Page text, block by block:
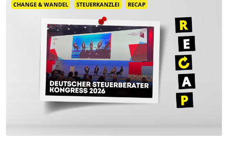
CHANGE & WANDEL STEUERKANZLEI RECAP